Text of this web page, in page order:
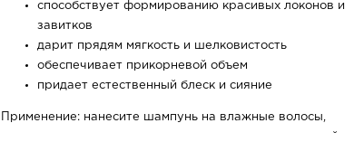
способствует формированию красивых локонов и
завитков
дарит прядям мягкость и шелковистость
обеспечивает прикорневой объем
придает естественный блеск и сияние
Применение: нанесите шампунь на влажные волосы,